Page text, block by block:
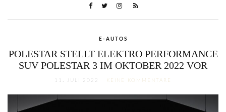
E-AUTOS
POLESTAR STELLT ELEKTRO PERFORMANCE
SUV POLESTAR 3 IM OKTOBER 2022 VOR
11. JULI 2022 KEINE KOMMENTARE